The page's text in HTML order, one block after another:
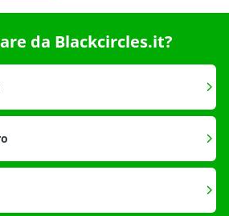
da Blackcircles.it?